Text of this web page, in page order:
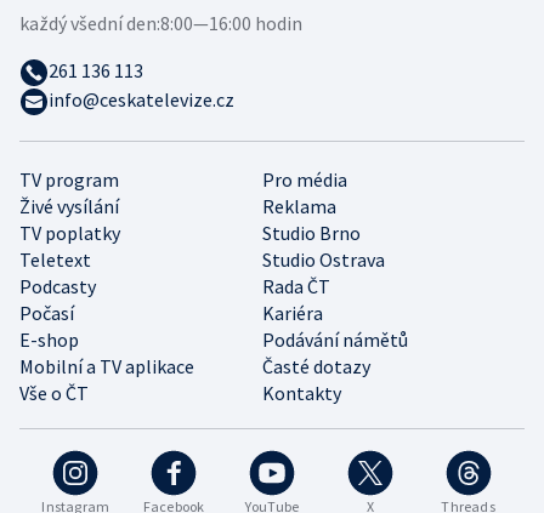
Instagram Facebook YouTube X Threads
TV program
Pro média
Živé vysílání
Reklama
TV poplatky
Studio Brno
Teletext
Studio Ostrava
Podcasty
Rada ČT
Počasí
Kariéra
E-shop
Podávání námětů
Mobilní a TV aplikace
Časté dotazy
Vše o ČT
Kontakty
každý všední den:8:00—16:00 hodin
261 136 113
info@ceskatelevize.cz